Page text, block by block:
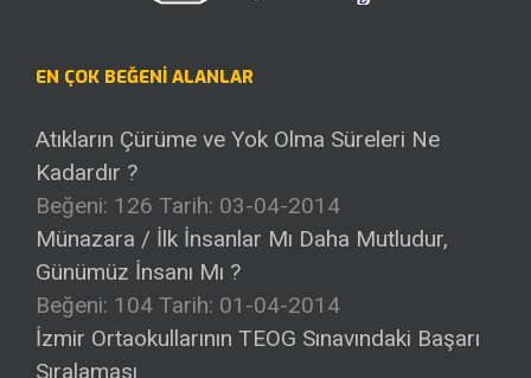
EN ÇOK BEĞENI ALANLAR
Atıkların Çürüme ve Yok Olma Süreleri Ne
Kadardır ?
Beğeni: 126 Tarih: 03-04-2014
Münazara / İlk İnsanlar Mı Daha Mutludur,
Günümüz İnsanı Mı ?
Beğeni: 104 Tarih: 01-04-2014
İzmir Ortaokullarının TEOG Sınavındaki Başarı
Sıralaması